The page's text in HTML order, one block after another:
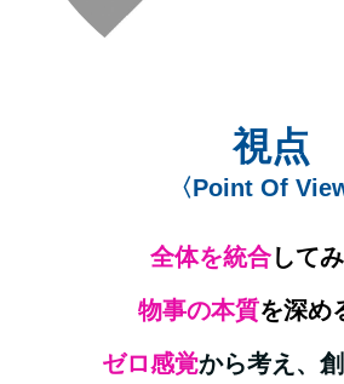
視点
〈Point Of
全体を統合して
物事の本質を深め
ゼロ感覚から考え、